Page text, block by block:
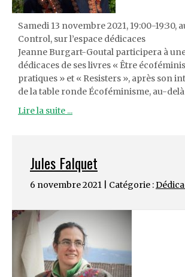
Samedi 13 novembre 2021, 19:00-19:30,
Control, sur l’espace dédicaces
Jeanne Burgart-Goutal participera à
dédicaces de ses livres « Être
pratiques » et « Resisters », après son
de la table ronde Écoféminisme, au-
Lire la suite ...
Jules Falquet
6 novembre 2021 | Catégorie :